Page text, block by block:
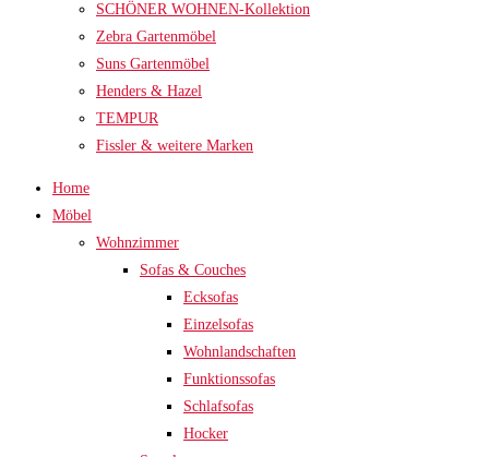
SCHÖNER WOHNEN-Kollektion
Zebra Gartenmöbel
Suns Gartenmöbel
Henders & Hazel
TEMPUR
Fissler & weitere Marken
Home
Möbel
Wohnzimmer
Sofas & Couches
Ecksofas
Einzelsofas
Wohnlandschaften
Funktionssofas
Schlafsofas
Hocker